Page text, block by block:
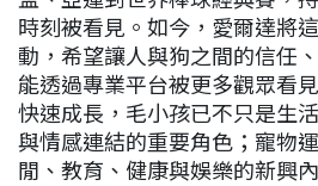
時刻被看見。如今，愛爾達將
動，希望讓人與狗之間的信任
能透過專業平台被更多觀眾看
快速成長，毛小孩已不只是生
與情感連結的重要角色；寵物
閒、教育、健康與娛樂的新興